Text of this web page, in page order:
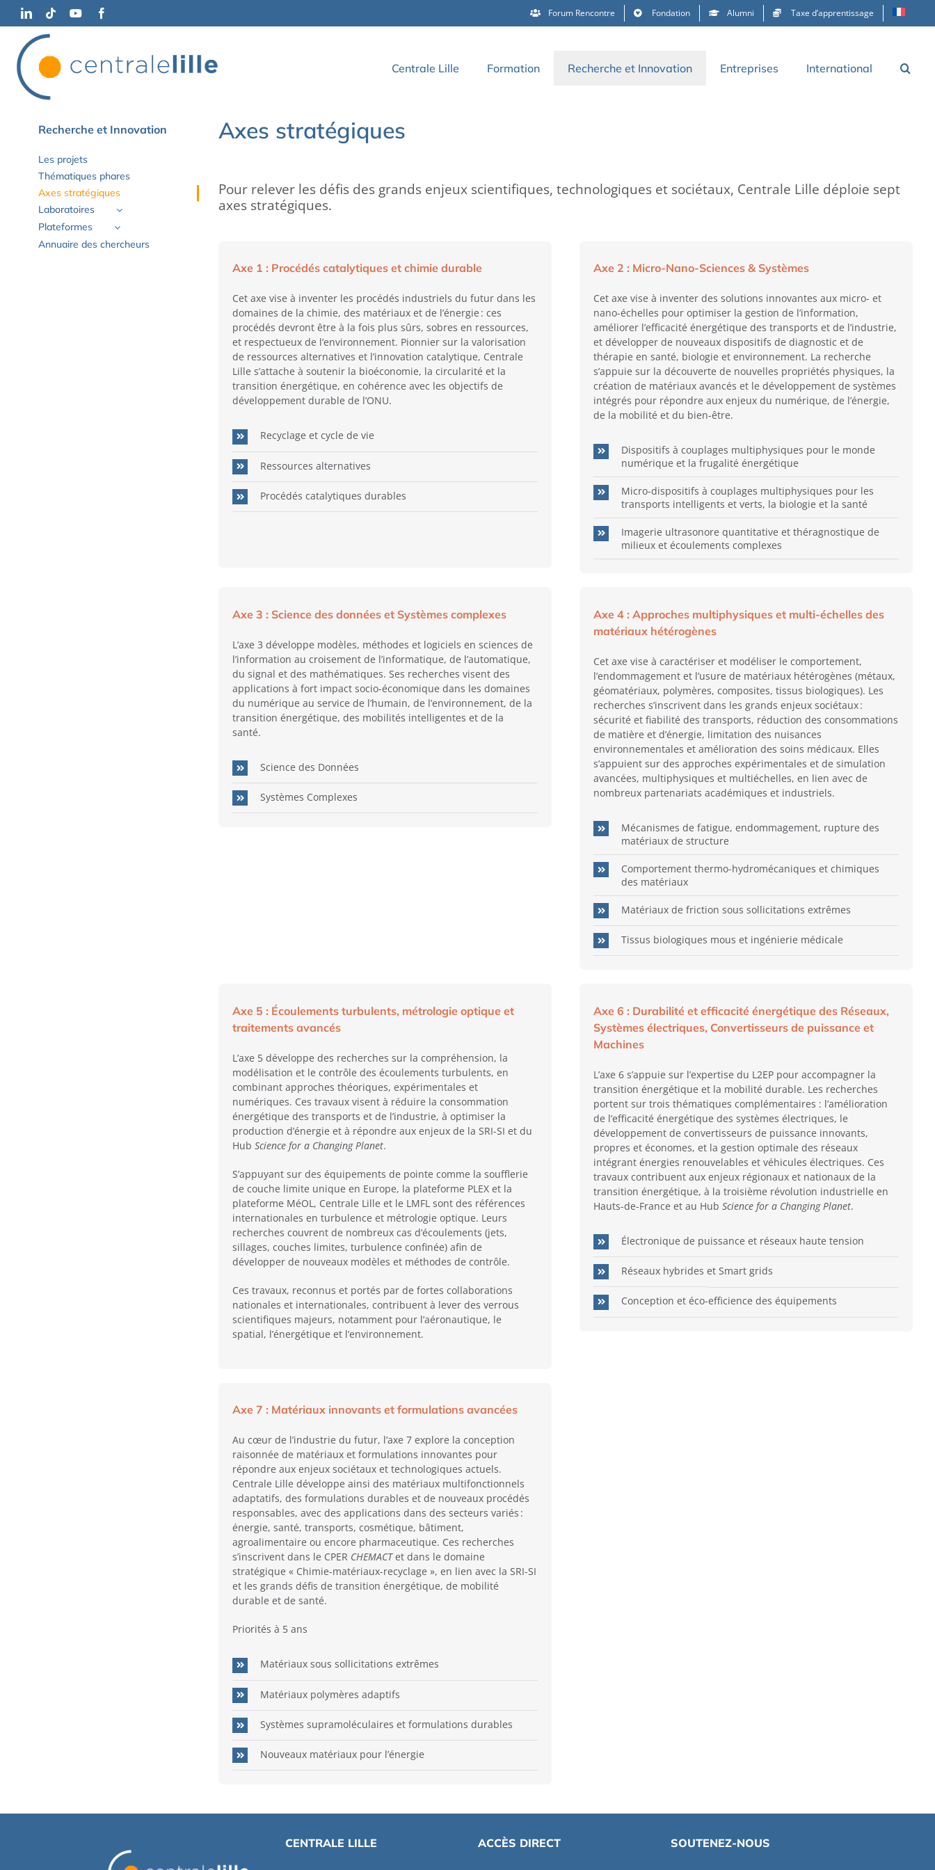
Passer
contenu
LinkedInTiktokYouTube Forum Rencontre Fondation Alumni Taxe d’apprentissage
Centrale Lille Formation Recherche et Innovation Entreprises International
Axes stratégiques
Pour relever les défis des grands enjeux scientifiques, technologiques et sociétaux, Centrale Lille déploie sept
axes stratégiques.
Axe 1 : Procédés catalytiques et chimie durable
Cet axe vise à inventer les procédés industriels du futur dans les
domaines de la chimie, des matériaux et de l’énergie : ces
procédés devront être à la fois plus sûrs, sobres en ressources,
et respectueux de l’environnement. Pionnier sur la valorisation
de ressources alternatives et l’innovation catalytique, Centrale
Lille s’attache à soutenir la bioéconomie, la circularité et la
transition énergétique, en cohérence avec les objectifs de
développement durable de l’ONU.
Recyclage et cycle de vie
Ressources alternatives
Procédés catalytiques durables
Axe 2 : Micro-Nano-Sciences & Systèmes
Cet axe vise à inventer des solutions innovantes aux micro- et
nano-échelles pour optimiser la gestion de l’information,
améliorer l’efficacité énergétique des transports et de l’industrie,
et développer de nouveaux dispositifs de diagnostic et de
thérapie en santé, biologie et environnement. La recherche
s’appuie sur la découverte de nouvelles propriétés physiques, la
création de matériaux avancés et le développement de systèmes
intégrés pour répondre aux enjeux du numérique, de l’énergie,
de la mobilité et du bien-être.
Dispositifs à couplages multiphysiques pour le monde
numérique et la frugalité énergétique
Micro-dispositifs à couplages multiphysiques pour les
transports intelligents et verts, la biologie et la santé
Imagerie ultrasonore quantitative et théragnostique de
milieux et écoulements complexes
Axe 3 : Science des données et Systèmes complexes
L’axe 3 développe modèles, méthodes et logiciels en sciences de
l’information au croisement de l’informatique, de l’automatique,
du signal et des mathématiques. Ses recherches visent des
applications à fort impact socio-économique dans les domaines
du numérique au service de l’humain, de l’environnement, de la
transition énergétique, des mobilités intelligentes et de la
santé.
Science des Données
Systèmes Complexes
Axe 4 : Approches multiphysiques et multi-échelles des
matériaux hétérogènes
Cet axe vise à caractériser et modéliser le comportement,
l’endommagement et l’usure de matériaux hétérogènes (métaux,
géomatériaux, polymères, composites, tissus biologiques). Les
recherches s’inscrivent dans les grands enjeux sociétaux :
sécurité et fiabilité des transports, réduction des consommations
de matière et d’énergie, limitation des nuisances
environnementales et amélioration des soins médicaux. Elles
s’appuient sur des approches expérimentales et de simulation
avancées, multiphysiques et multiéchelles, en lien avec de
nombreux partenariats académiques et industriels.
Mécanismes de fatigue, endommagement, rupture des
matériaux de structure
Comportement thermo-hydromécaniques et chimiques
des matériaux
Matériaux de friction sous sollicitations extrêmes
Tissus biologiques mous et ingénierie médicale
Axe 5 : Écoulements turbulents, métrologie optique et
traitements avancés
L’axe 5 développe des recherches sur la compréhension, la
modélisation et le contrôle des écoulements turbulents, en
combinant approches théoriques, expérimentales et
numériques. Ces travaux visent à réduire la consommation
énergétique des transports et de l’industrie, à optimiser la
production d’énergie et à répondre aux enjeux de la SRI-SI et du
HubScience for a Changing Planet.
S’appuyant sur des équipements de pointe comme la soufflerie
de couche limite unique en Europe, la plateforme PLEX et la
plateforme MéOL, Centrale Lille et le LMFL sont des références
internationales en turbulence et métrologie optique. Leurs
recherches couvrent de nombreux cas d’écoulements (jets,
sillages, couches limites, turbulence confinée) afin de
développer de nouveaux modèles et méthodes de contrôle.
Ces travaux, reconnus et portés par de fortes collaborations
nationales et internationales, contribuent à lever des verrous
scientifiques majeurs, notamment pour l’aéronautique, le
spatial, l’énergétique et l’environnement.
Axe 6 : Durabilité et efficacité énergétique des Réseaux,
Systèmes électriques, Convertisseurs de puissance et
Machines
L’axe 6 s’appuie sur l’expertise du L2EP pour accompagner la
transition énergétique et la mobilité durable. Les recherches
portent sur trois thématiques complémentaires : l’amélioration
de l’efficacité énergétique des systèmes électriques, le
développement de convertisseurs de puissance innovants,
propres et économes, et la gestion optimale des réseaux
intégrant énergies renouvelables et véhicules électriques. Ces
travaux contribuent aux enjeux régionaux et nationaux de la
transition énergétique, à la troisième révolution industrielle en
Hauts-de-France et au HubScience for a Changing Planet.
Électronique de puissance et réseaux haute tension
Réseaux hybrides et Smart grids
Conception et éco-efficience des équipements
Axe 7 : Matériaux innovants et formulations avancées
Au cœur de l’industrie du futur, l’axe 7 explore la conception
raisonnée de matériaux et formulations innovantes pour
répondre aux enjeux sociétaux et technologiques actuels.
Centrale Lille développe ainsi des matériaux multifonctionnels
adaptatifs, des formulations durables et de nouveaux procédés
responsables, avec des applications dans des secteurs variés :
énergie, santé, transports, cosmétique, bâtiment,
agroalimentaire ou encore pharmaceutique. Ces recherches
s’inscrivent dans le CPER CHEMACTet dans le domaine
stratégique « Chimie-matériaux-recyclage », en lien avec la SRI-SI
et les grands défis de transition énergétique, de mobilité
durable et de santé.
Priorités à 5 ans
Matériaux sous sollicitations extrêmes
Matériaux polymères adaptifs
Systèmes supramoléculaires et formulations durables
Nouveaux matériaux pour l’énergie
Recherche et Innovation
Les projets
Thématiques phares
Axes stratégiques
Laboratoires
Plateformes
Annuaire des chercheurs
CENTRALE LILLE ACCÈS DIRECT SOUTENEZ-NOUS